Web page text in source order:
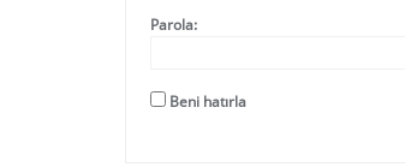
Parola:
Beni hatırla